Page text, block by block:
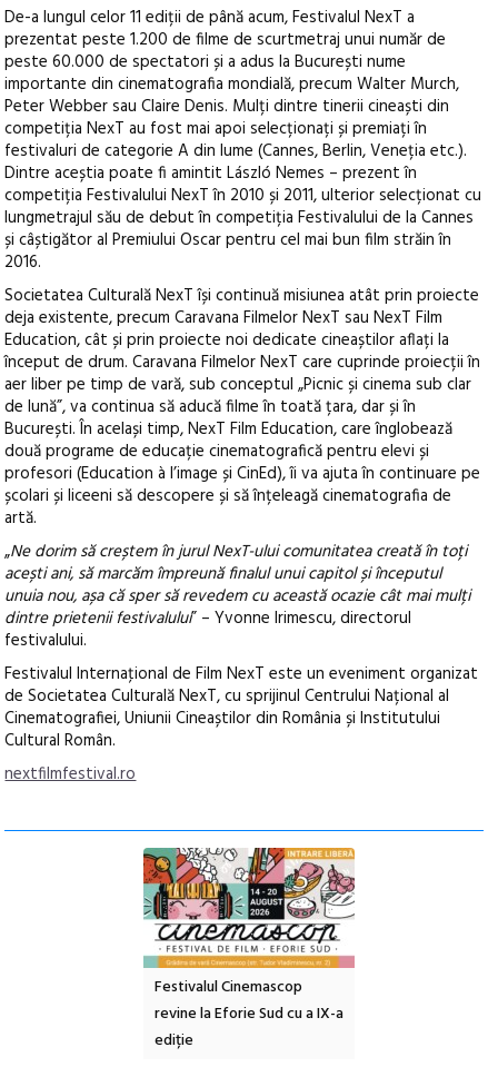
De-a lungul celor 11 ediții de până acum, Festivalul NexT a
prezentat peste 1.200 de filme de scurtmetraj unui număr de
peste 60.000 de spectatori și a adus la București nume
importante din cinematografia mondială, precum Walter Murch,
Peter Webber sau Claire Denis. Mulți dintre tinerii cineaști din
competiția NexT au fost mai apoi selecționați și premiați în
festivaluri de categorie A din lume (Cannes, Berlin, Veneția etc.).
Dintre aceștia poate fi amintit László Nemes – prezent în
competiția Festivalului NexT în 2010 și 2011, ulterior selecționat cu
lungmetrajul său de debut în competiția Festivalului de la Cannes
și câștigător al Premiului Oscar pentru cel mai bun film străin în
2016.
Societatea Culturală NexT își continuă misiunea atât prin proiecte
deja existente, precum Caravana Filmelor NexT sau NexT Film
Education, cât și prin proiecte noi dedicate cineaștilor aflați la
început de drum. Caravana Filmelor NexT care cuprinde proiecții în
aer liber pe timp de vară, sub conceptul „Picnic și cinema sub clar
de lună”, va continua să aducă filme în toată țara, dar și în
București. În același timp, NexT Film Education, care înglobează
două programe de educație cinematografică pentru elevi și
profesori (Education à l’image și CinEd), îi va ajuta în continuare pe
școlari și liceeni să descopere și să înțeleagă cinematografia de
artă.
„Ne dorim să creștem în jurul NexT-ului comunitatea creată în toți
acești ani, să marcăm împreună finalul unui capitol și începutul
unuia nou, așa că sper să revedem cu această ocazie cât mai mulți
dintre prietenii festivalului” – Yvonne Irimescu, directorul
festivalului.
Festivalul Internaţional de Film NexT este un eveniment organizat
de Societatea Culturală NexT, cu sprijinul Centrului Național al
Cinematografiei, Uniunii Cineaștilor din România și Institutului
Cultural Român.
nextfilmfestival.ro
Festivalul Cinemascop
revine la Eforie Sud cu a IX-a
ediție